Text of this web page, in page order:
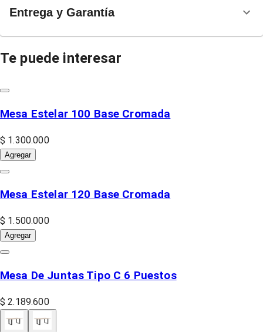
Entrega y Garantía
Te puede interesar
Mesa Estelar 100 Base Cromada
$ 1.300.000
Agregar
Mesa Estelar 120 Base Cromada
$ 1.500.000
Agregar
Mesa De Juntas Tipo C 6 Puestos
$ 2.189.600